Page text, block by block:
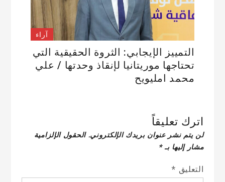
آراء
التمييز الإيجابي: الثروة الحقيقية التي
تحتاجها موريتانيا لإنقاذ وحدتها / علي
محمد امليويح
اترك تعليقاً
لن يتم نشر عنوان بريدك الإلكتروني. الحقول الإلزامية
مشار إليها بـ*
التعليق *